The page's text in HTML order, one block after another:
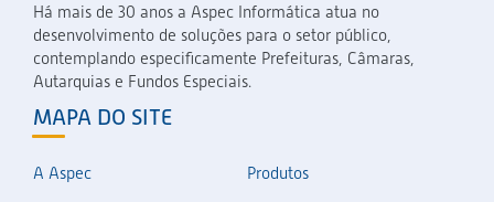
Há mais de 30 anos a Aspec Informática atua no
desenvolvimento de soluções para o setor público,
contemplando especificamente Prefeituras, Câmaras,
Autarquias e Fundos Especiais.
MAPA DO SITE
A Aspec
Produtos